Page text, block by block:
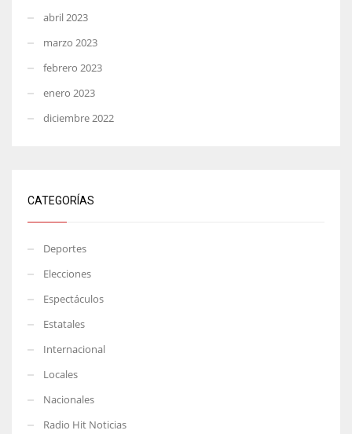
abril 2023
marzo 2023
febrero 2023
enero 2023
diciembre 2022
CATEGORÍAS
Deportes
Elecciones
Espectáculos
Estatales
Internacional
Locales
Nacionales
Radio Hit Noticias